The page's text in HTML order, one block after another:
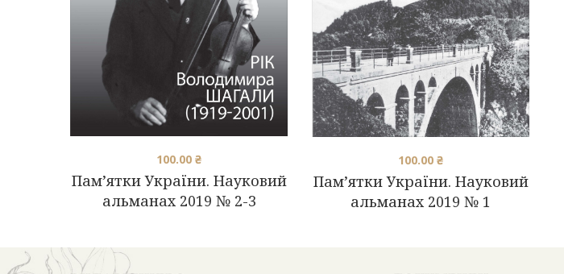
Пам’ятки України. Науковий
альманах 2019 № 2-3
100.00 ₴
Пам’ятки України. Науковий
альманах 2019 № 1
100.00 ₴